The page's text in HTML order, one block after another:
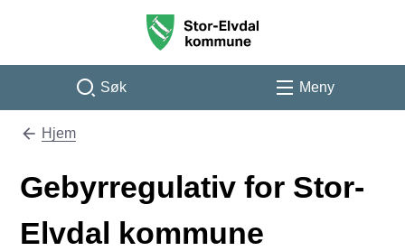
Stor-Elvdal kommune
Søk Meny
Du er her:
Hjem
Gebyrregulativ for Stor-
Elvdal kommune